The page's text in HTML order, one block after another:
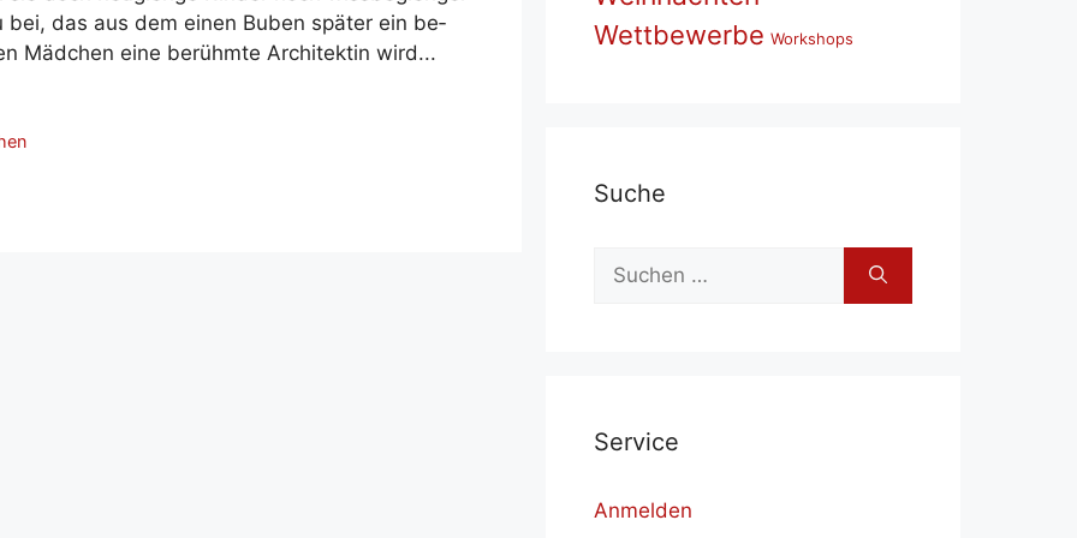
bei, das aus dem ei­nen Bu­ben spä­ter ein be­
Mäd­chen ei­ne be­rühm­te Ar­chi­tek­tin wird...
Wettbewerbe Workshops
Su­che
nach:
Ser­vice
Anmelden